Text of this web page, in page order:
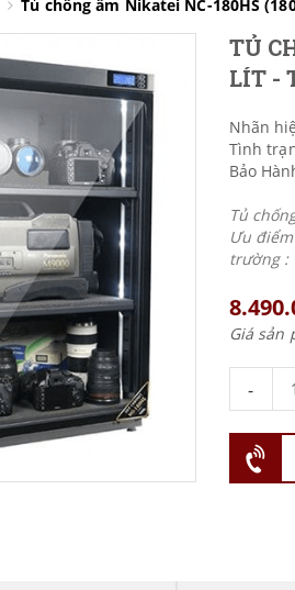
Tủ chống ẩm Nikatei NC-180HS
TỦ
LÍT -
Nhãn
Tình
Bảo
Tủ
Ưu
trường :
Giá sản
-